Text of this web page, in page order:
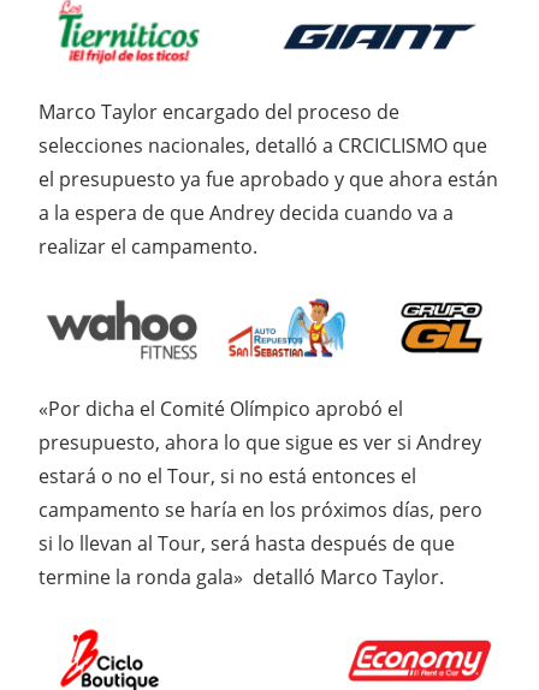
Marco Taylor encargado del proceso de
selecciones nacionales, detalló a CRCICLISMO que
el presupuesto ya fue aprobado y que ahora están
a la espera de que Andrey decida cuando va a
realizar el campamento.
«Por dicha el Comité Olímpico aprobó el
presupuesto, ahora lo que sigue es ver si Andrey
estará o no el Tour, si no está entonces el
campamento se haría en los próximos días, pero
si lo llevan al Tour, será hasta después de que
termine la ronda gala» detalló Marco Taylor.